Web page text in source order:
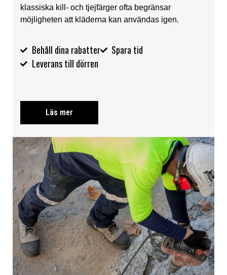
klassiska kill- och tjejfärger ofta begränsar
möjligheten att kläderna kan användas igen.
Behåll dina rabatter
Spara tid
Leverans till dörren
Läs mer